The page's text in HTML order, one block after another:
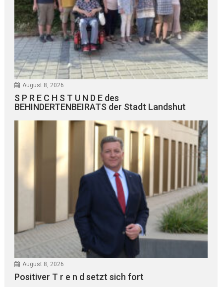
August 8, 2026
S P R E C H S T U N D E des
BEHINDERTENBEIRATS der Stadt Landshut
August 8, 2026
Positiver T r e n d setzt sich fort